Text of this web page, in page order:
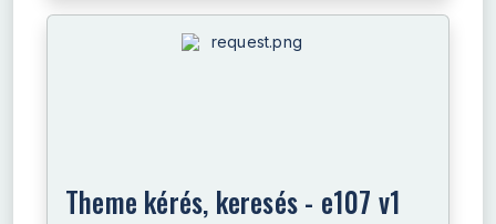
Theme kérés, keresés - e107 v1